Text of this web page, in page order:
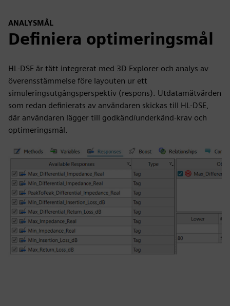
ANALYSMÅL
Definiera optimeringsmål
HL-DSE är tätt integrerat med 3D Explorer och analys av
överensstämmelse före layouten ur ett
simuleringsutgångsperspektiv (respons). Utdatamätvärden
som redan definierats av användaren skickas till HL-DSE,
där användaren lägger till godkänd/underkänd-krav och
optimeringsmål.